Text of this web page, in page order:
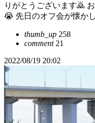
りがとうございます🙇
😭 先日のオフ会が懐か
thumb_up 258
comment21
2022/08/19 20:02